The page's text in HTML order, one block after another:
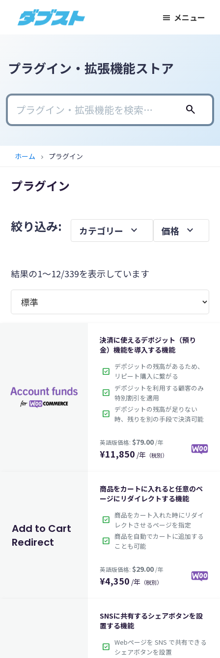
ン
に
バ
に
キ
プ
ト
の
モ
ー
ネ
ス
に
器
を
メニュー
プラグイン・拡張機能ストア
search
ホーム chevron_right プラグイン
プラグイン
メ
サ
イ
ド
バ
絞り込み: 価格 expand_more
カテゴリー expand_more
結果の1～12/339を表示しています
決済に使えるデポジット（預り
金）機能を導入する機能
check_box デポジットの残高があるため、
リピート購入に繋がる
check_box デポジットを利用する顧客のみ
特別割引を適用
check_box デポジットの残高が足りない
時、残りを別の手段で決済可能
英語版価格:$79.00/年
¥11,850 /年 （税別）
Add to Cart
Redirect
商品をカートに入れると任意のペ
ージにリダイレクトする機能
check_box 商品をカート入れた時にリダイ
レクトさせるページを指定
check_box 商品を自動でカートに追加する
ことも可能
¥4,350 /年 （税別）
SNSに共有するシェアボタンを設
置する機能
check_box Webページを SNS で共有できる
シェアボタンを設置